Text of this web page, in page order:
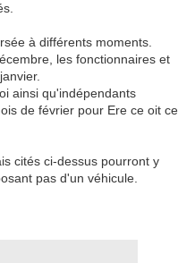
à différents moments.
les fonctionnaires et
ainsi qu'indépendants
de février pour Ere ce oit ce
cités ci-dessus pourront y
pas d'un véhicule.